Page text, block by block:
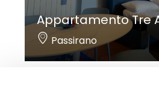
Appartamento Tre
Passirano